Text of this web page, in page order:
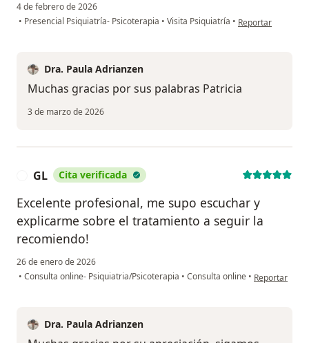
4 de febrero de 2026
• Presencial Psiquiatría- Psicoterapia • Visita Psiquiatría • en opinión del
Reportar
Dra. Paula Adrianzen
Muchas gracias por sus palabras Patricia
3 de marzo de 2026
GL Cita verificada
Excelente profesional, me supo escuchar y
explicarme sobre el tratamiento a seguir la
recomiendo!
26 de enero de 2026
• Consulta online- Psiquiatria/Psicoterapia • Consulta online • en opinión
Reportar
Dra. Paula Adrianzen